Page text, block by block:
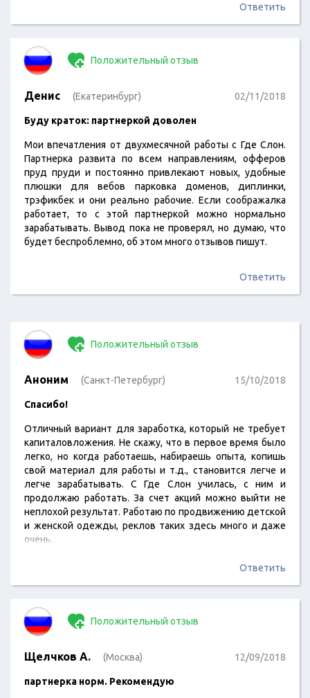
Ответить
Положительный отзыв
Денис (Екатеринбург) 02/11/2018
Буду краток: партнеркой доволен
Мои впечатления от двухмесячной работы с Где Слон.
Партнерка развита по всем направлениям, офферов
пруд пруди и постоянно привлекают новых, удобные
плюшки для вебов парковка доменов, диплинки,
трэфикбек и они реально рабочие. Если соображалка
работает, то с этой партнеркой можно нормально
зарабатывать. Вывод пока не проверял, но думаю, что
будет беспроблемно, об этом много отзывов пишут.
Ответить
Положительный отзыв
Аноним (Санкт-Петербург) 15/10/2018
Спасибо!
Отличный вариант для заработка, который не требует
капиталовложения. Не скажу, что в первое время было
легко, но когда работаешь, набираешь опыта, копишь
свой материал для работы и т.д., становится легче и
легче зарабатывать. С Где Слон училась, с ним и
продолжаю работать. За счет акций можно выйти не
неплохой результат. Работаю по продвижению детской
и женской одежды, реклов таких здесь много и даже
очень.
Ответить
Положительный отзыв
Щелчков А. (Москва) 12/09/2018
партнерка норм. Рекомендую